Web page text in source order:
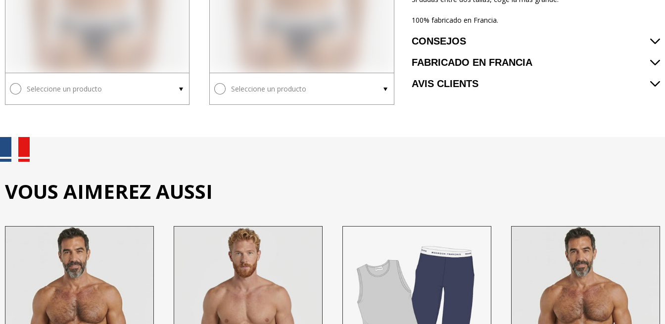
Seleccione un producto Seleccione un producto
100% fabricado en Francia.
CONSEJOS
FABRICADO EN FRANCIA
AVIS CLIENTS
VOUS AIMEREZ AUSSI